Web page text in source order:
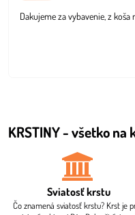
Dakujeme za vybavenie, z
KRSTINY - všetko na
Sviatosť krstu
Čo znamená sviatosť krstu? Krst je